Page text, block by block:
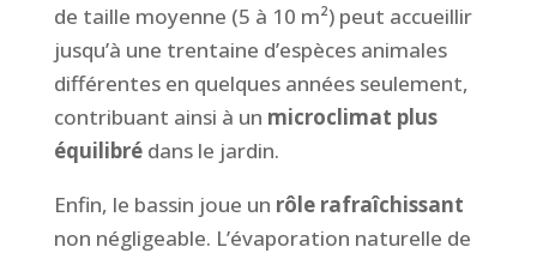
de taille moyenne (5 à 10 m²) peut accueillir
jusqu’à une trentaine d’espèces animales
différentes en quelques années seulement,
contribuant ainsi à un microclimat plus
équilibrédans le jardin.
Enfin, le bassin joue un rôle rafraîchissant
non négligeable. L’évaporation naturelle de